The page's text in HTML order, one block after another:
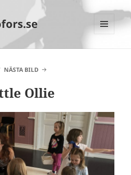
NÄSTA BILD
Ollie